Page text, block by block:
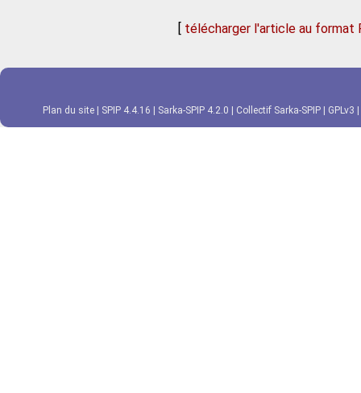
[ télécharger l'article au format
Plan du site SPIP 4.4.16 Sarka-SPIP 4.2.0 Collectif Sarka-SPIP GPLv3